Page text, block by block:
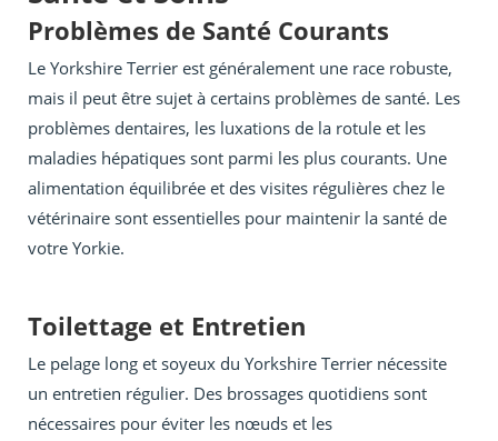
Problèmes de Santé Courants
Le Yorkshire Terrier est généralement une race robuste,
mais il peut être sujet à certains problèmes de santé. Les
problèmes dentaires, les luxations de la rotule et les
maladies hépatiques sont parmi les plus courants. Une
alimentation équilibrée et des visites régulières chez le
vétérinaire sont essentielles pour maintenir la santé de
votre Yorkie.
Toilettage et Entretien
Le pelage long et soyeux du Yorkshire Terrier nécessite
un entretien régulier. Des brossages quotidiens sont
nécessaires pour éviter les nœuds et les